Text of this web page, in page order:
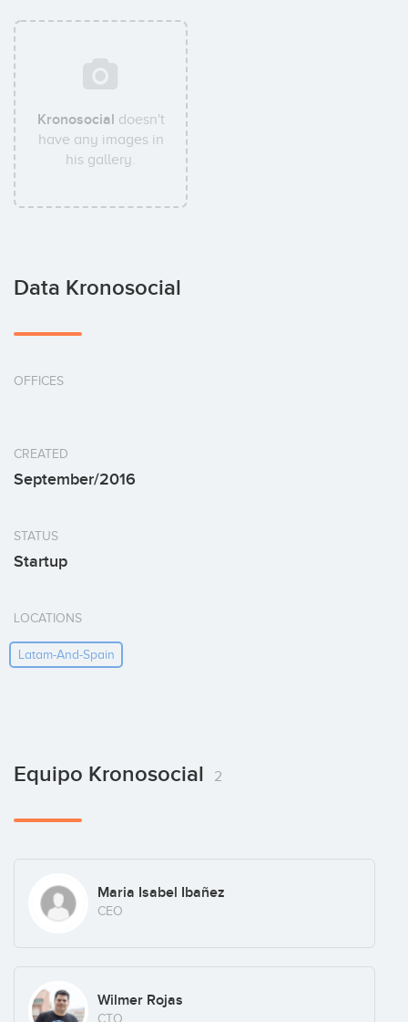
Kronosocial doesn't
have any images in
his gallery.
Data Kronosocial
OFFICES
CREATED
September/2016
STATUS
Startup
LOCATIONS
Latam-And-Spain
Equipo Kronosocial 2
Maria Isabel Ibañez
CEO
Wilmer Rojas
CTO